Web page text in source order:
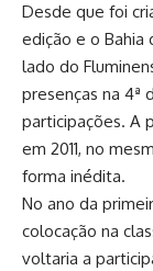
Desde que foi
edição e o Bahia
lado do
presenças na 4ª
participações. A
em 2011, no
forma inédita.
No ano da
colocação na
voltaria a